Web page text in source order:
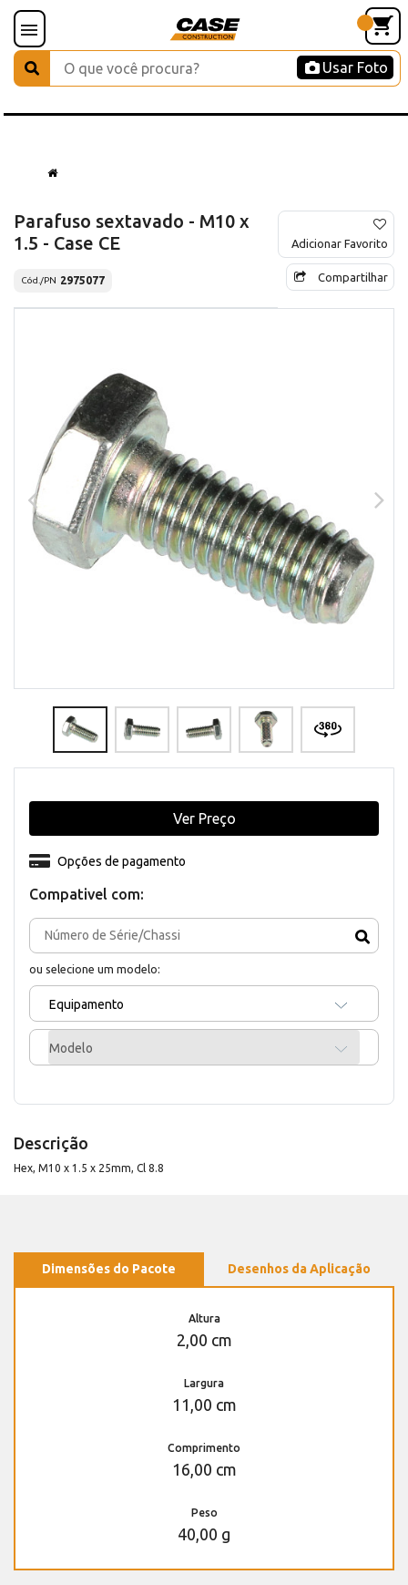
Usar Foto
Parafuso sextavado - M10 x
1.5 - Case CE
Cód./PN 2975077
Adicionar Favorito
Compartilhar
Compativel com:
ou selecione um modelo:
Equipamento
Modelo
Opções de pagamento
Ver Preço
Descrição
Hex, M10 x 1.5 x 25mm, Cl 8.8
Dimensões do Pacote Desenhos da Aplicação
Altura
2,00 cm
Largura
11,00 cm
Comprimento
16,00 cm
Peso
40,00 g